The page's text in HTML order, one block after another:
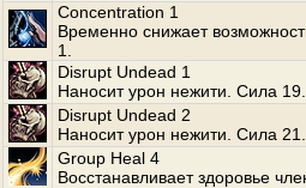
Concentration 1
Временно снижает
1.
Disrupt Undead 1
Наносит урон нежити. Сила 19.
Disrupt Undead 2
Наносит урон нежити. Сила 21.
Group Heal 4
Восстанавливает здоровье